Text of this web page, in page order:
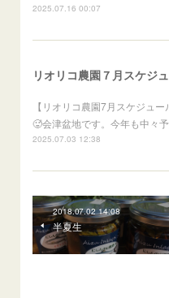
2025.07.16 00:07
リオリコ農園７月スケジ
【リオリコ農園7月スケジュ
🥵会津盆地です。今年も中々
2025.07.03 12:38
2018.07.02 14:08
半夏生